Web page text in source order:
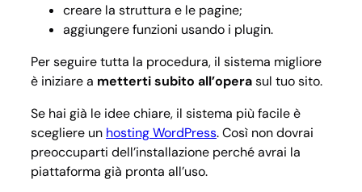
creare la struttura e le pagine;
aggiungere funzioni usando i plugin.
Per seguire tutta la procedura, il sistema migliore
è iniziare a metterti subito all’operasul tuo sito.
Se hai già le idee chiare, il sistema più facile è
scegliere un hosting WordPress. Così non dovrai
preoccuparti dell’installazione perché avrai la
piattaforma già pronta all’uso.